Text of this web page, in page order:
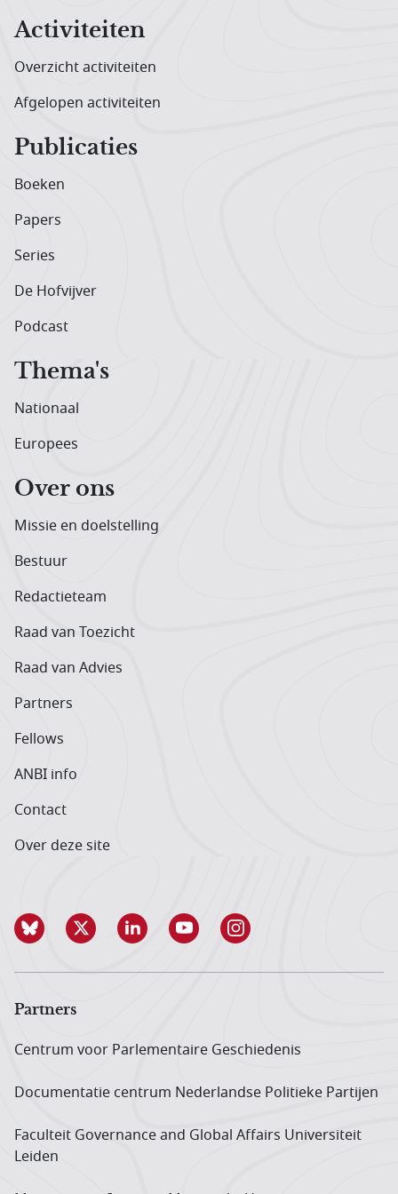
Activiteiten
Overzicht activiteiten
Afgelopen activiteiten
Publicaties
Boeken
Papers
Series
De Hofvijver
Podcast
Thema's
Nationaal
Europees
Over ons
Missie en doelstelling
Bestuur
Redactieteam
Raad van Toezicht
Raad van Advies
Partners
Fellows
ANBI info
Contact
Over deze site
Partners
Centrum voor Parlementaire Geschiedenis
Documentatie centrum Neder­landse Politieke Partijen
Faculteit Governance and Global Affairs Universiteit
Leiden